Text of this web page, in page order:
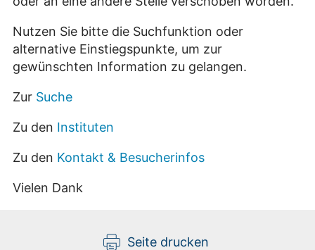
Nutzen Sie bitte die Suchfunktion oder
alternative Einstiegspunkte, um zur
gewünschten Information zu gelangen.
Zur Suche
Zu den Instituten
Zu den Kontakt & Besucherinfos
Vielen Dank
Seite drucken